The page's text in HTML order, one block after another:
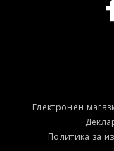
Електронен
Политика за